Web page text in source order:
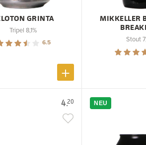
GRINTA
Tripel 8,1%
6.5
MIKKELLER
Stout
4.20 NEU